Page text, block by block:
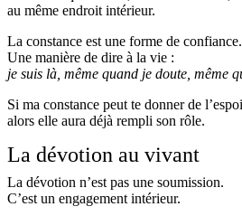
au même endroit intérieur.
La constance est une forme de confiance.
Une manière de dire à la vie :
je suis là, même quand je doute, même
Si ma constance peut te donner de
alors elle aura déjà rempli son rôle.
La dévotion au vivant
La dévotion n’est pas une soumission.
C’est un engagement intérieur.